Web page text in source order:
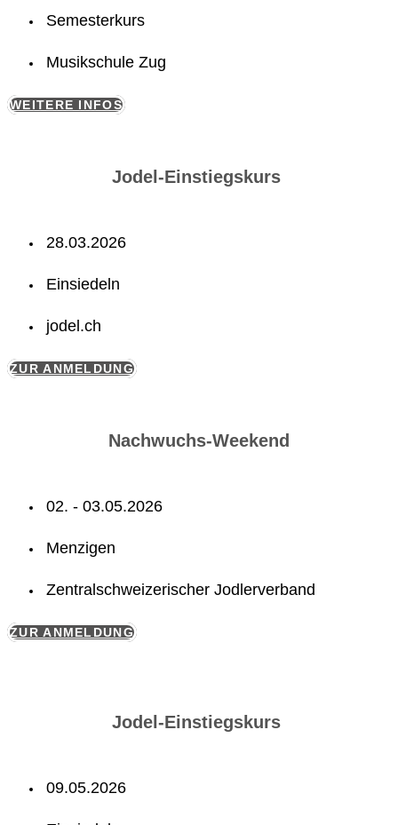
Semesterkurs
Musikschule Zug
WEITERE INFOS
Jodel-Einstiegskurs
28.03.2026
Einsiedeln
jodel.ch
ZUR ANMELDUNG
Nachwuchs-Weekend
02. - 03.05.2026
Menzigen
Zentralschweizerischer Jodlerverband
ZUR ANMELDUNG
Jodel-Einstiegskurs
09.05.2026